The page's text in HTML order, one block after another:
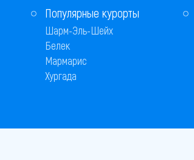
Популярные курорты
Шарм-Эль-Шейх
Белек
Мармарис
Хургада